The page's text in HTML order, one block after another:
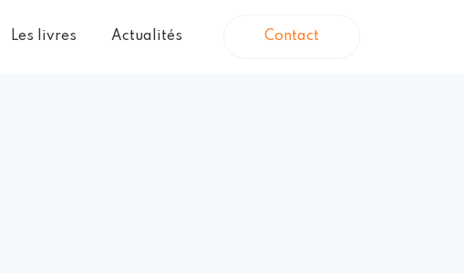
Les livres Actualités Contact